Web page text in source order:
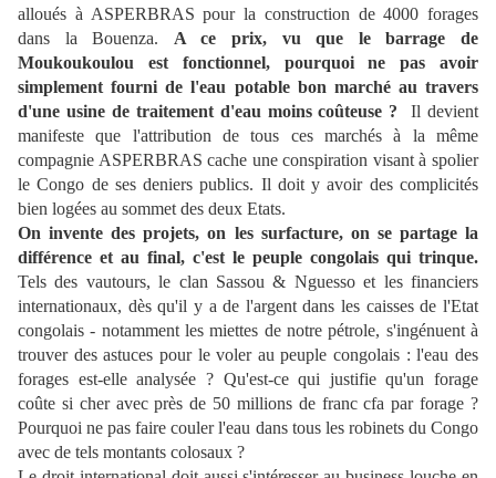
alloués à ASPERBRAS pour la construction de 4000 forages
dans la Bouenza. A ce prix, vu que le barrage de
Moukoukoulou est fonctionnel, pourquoi ne pas avoir
simplement fourni de l'eau potable bon marché au travers
d'une usine de traitement d'eau moins coûteuse ? Il devient
manifeste que l'attribution de tous ces marchés à la même
compagnie ASPERBRAS cache une conspiration visant à spolier
le Congo de ses deniers publics. Il doit y avoir des complicités
bien logées au sommet des deux Etats.
On invente des projets, on les surfacture, on se partage la
différence et au final, c'est le peuple congolais qui trinque.
Tels des vautours, le clan Sassou & Nguesso et les financiers
internationaux, dès qu'il y a de l'argent dans les caisses de l'Etat
congolais - notamment les miettes de notre pétrole, s'ingénuent à
trouver des astuces pour le voler au peuple congolais : l'eau des
forages est-elle analysée ? Qu'est-ce qui justifie qu'un forage
coûte si cher avec près de 50 millions de franc cfa par forage ?
Pourquoi ne pas faire couler l'eau dans tous les robinets du Congo
avec de tels montants colosaux ?